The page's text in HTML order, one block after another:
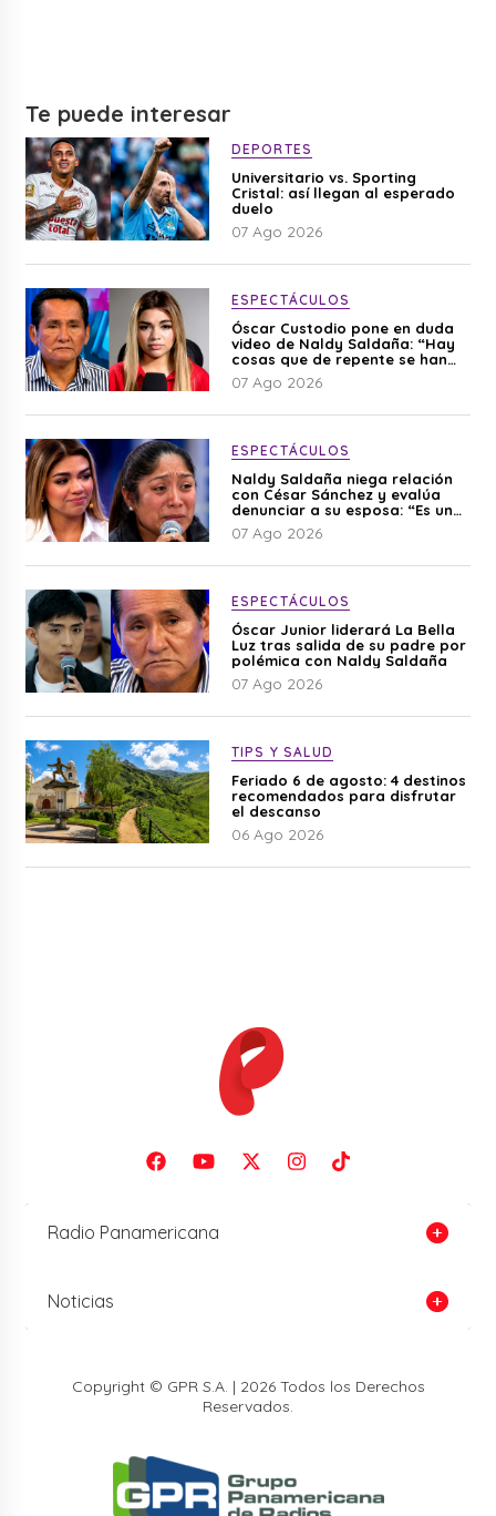
Te puede interesar
DEPORTES
Universitario vs. Sporting
Cristal: así llegan al esperado
duelo
07 Ago 2026
ESPECTÁCULOS
Óscar Custodio pone en duda
video de Naldy Saldaña: “Hay
cosas que de repente se han
editado”
07 Ago 2026
ESPECTÁCULOS
Naldy Saldaña niega relación
con César Sánchez y evalúa
denunciar a su esposa: “Es una
difamación”
07 Ago 2026
ESPECTÁCULOS
Óscar Junior liderará La Bella
Luz tras salida de su padre por
polémica con Naldy Saldaña
07 Ago 2026
TIPS Y SALUD
Feriado 6 de agosto: 4 destinos
recomendados para disfrutar
el descanso
06 Ago 2026
Radio Panamericana
Noticias
Copyright © GPR S.A. | 2026 Todos los Derechos
Reservados.